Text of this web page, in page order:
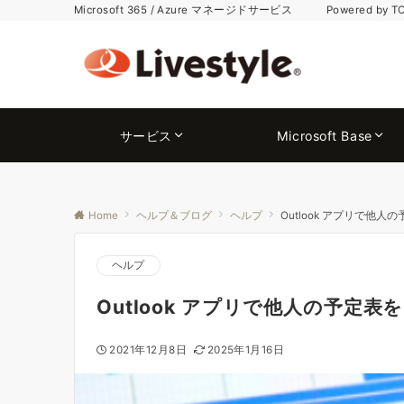
Microsoft 365 / Azure マネージドサービス Powered by
サービス Microsoft Base
Home ヘルプ＆ブログ ヘルプ Outlook アプリで他人の
ヘルプ
Outlook アプリで他人の予定表
2021年12月8日 2025年1月16日